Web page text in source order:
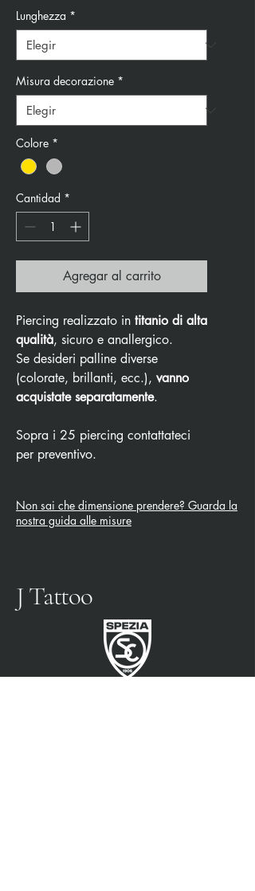
Lunghezza *
Misura decorazione *
Colore *
Cantidad *
Agregar al carrito
Piercing realizzato in titanio di alta
qualità, sicuro e anallergico.
Se desideri palline diverse
(colorate, brillanti, ecc.), vanno
acquistate separatamente.
Sopra i 25 piercing contattateci
per preventivo.
Non sai che dimensione prendere? Guarda la
nostra guida alle misure
J Tattoo